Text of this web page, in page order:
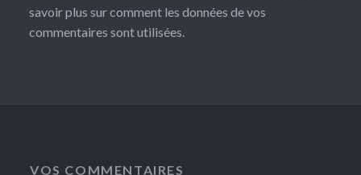
savoir plus sur comment les données de vos
commentaires sont utilisées
VOS COMMENTAIRES